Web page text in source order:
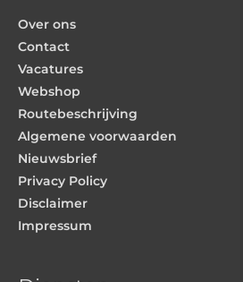
Over ons
Contact
Vacatures
Webshop
Routebeschrijving
Algemene voorwaarden
Nieuwsbrief
Privacy Policy
Disclaimer
Impressum